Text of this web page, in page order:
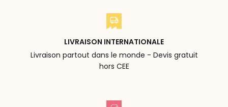
LIVRAISON INTERNATIONALE
Livraison partout dans le monde - Devis gratuit
hors CEE